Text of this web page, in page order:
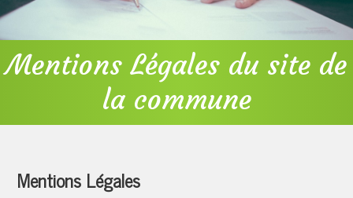
Mentions Légales du site de
la commune
Mentions Légales